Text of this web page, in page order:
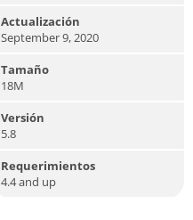
Actualización
September 9, 2020
Tamaño
18M
Versión
5.8
Requerimientos
4.4 and up